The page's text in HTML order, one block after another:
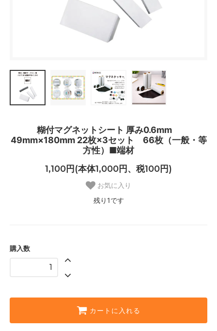
糊付マグネットシート 厚み0.6mm
49mm×180mm 22枚×3セット 66枚（一般・等
方性）■端材
1,100円(本体1,000円、税100円)
お気に入り
残り1です
購入数
カートに入れる